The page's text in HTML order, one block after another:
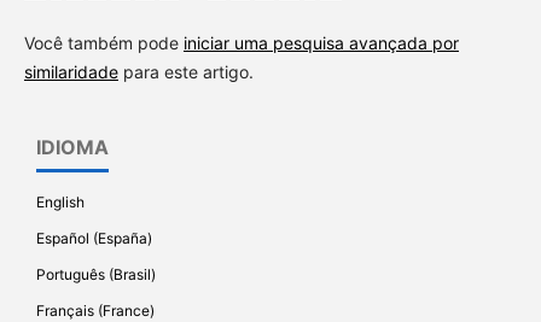
Você também pode iniciar uma pesquisa avançada por
similaridadepara este artigo.
IDIOMA
English
Español (España)
Português (Brasil)
Français (France)